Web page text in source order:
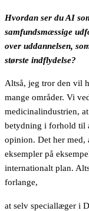
Hvordan ser du AI
samfundsmæssige
over uddannelsen,
største indflydelse?
Altså, jeg tror den vil
mange områder. Vi
medicinalindustrien,
betydning i forhold til
opinion. Det her med,
eksempler på
internationalt plan.
forlange,
at selv speciallæger i